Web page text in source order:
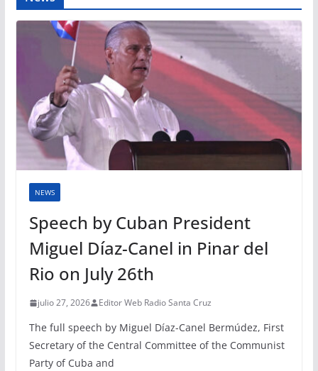
NEWS
Speech by Cuban President
Miguel Díaz-Canel in Pinar del
Rio on July 26th
julio 27, 2026 Editor Web Radio Santa Cruz
The full speech by Miguel Díaz-Canel Bermúdez, First
Secretary of the Central Committee of the Communist
Party of Cuba and